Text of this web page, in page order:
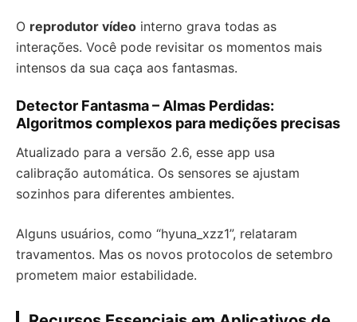
O reprodutor vídeo interno grava todas as
interações. Você pode revisitar os momentos mais
intensos da sua caça aos fantasmas.
Detector Fantasma – Almas Perdidas:
Algoritmos complexos para medições precisas
Atualizado para a versão 2.6, esse app usa
calibração automática. Os sensores se ajustam
sozinhos para diferentes ambientes.
Alguns usuários, como “hyuna_xzz1”, relataram
travamentos. Mas os novos protocolos de setembro
prometem maior estabilidade.